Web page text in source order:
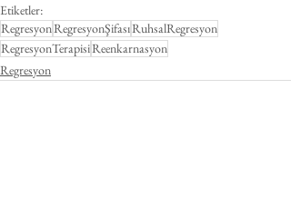
Etiketler:
RegresyonRegresyonŞifasıRuhsalRegresyon
RegresyonTerapisiReenkarnasyon
Regresyon